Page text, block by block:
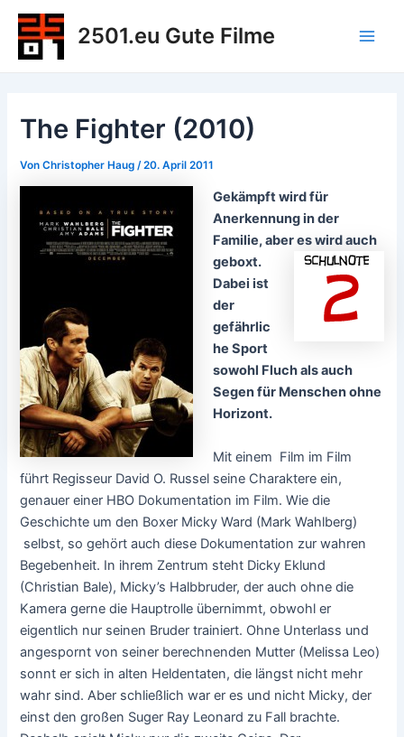
Zum
Inhalt
springen
2501.eu Gute Filme
The Fighter (2010)
VonChristopher Haug/20. April 2011
Gekämpft wird für
Anerkennung in der
Familie, aber es wird auch
geboxt.
Dabei ist
der
gefährlic
he Sport
sowohl Fluch als auch
Segen für Menschen ohne
Horizont.
Mit einem Film im Film
führt Regisseur David O. Russel seine Charaktere ein,
genauer einer HBO Dokumentation im Film. Wie die
Geschichte um den Boxer Micky Ward (Mark Wahlberg)
selbst, so gehört auch diese Dokumentation zur wahren
Begebenheit. In ihrem Zentrum steht Dicky Eklund
(Christian Bale), Micky’s Halbbruder, der auch ohne die
Kamera gerne die Hauptrolle übernimmt, obwohl er
eigentlich nur seinen Bruder trainiert. Ohne Unterlass und
angespornt von seiner berechnenden Mutter (Melissa Leo)
sonnt er sich in alten Heldentaten, die längst nicht mehr
wahr sind. Aber schließlich war er es und nicht Micky, der
einst den großen Suger Ray Leonard zu Fall brachte.